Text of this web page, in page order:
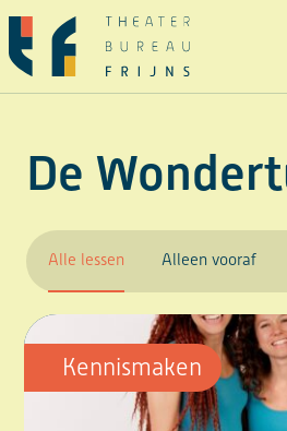
Ga
naar
de
inhoud
De
Alle lessen Alleen vooraf
Kennismaken